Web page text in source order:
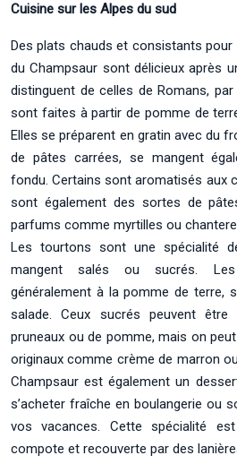
Cuisine sur les Alpes du sud
Des plats chauds et consistants pour
du Champsaur sont délicieux après
distinguent de celles de Romans,
sont faites à partir de pomme de
Elles se préparent en gratin avec du
de pâtes carrées, se mangent
fondu. Certains sont aromatisés aux
sont également des sortes de
parfums comme myrtilles ou
Les tourtons sont une spécialité
mangent salés ou sucrés.
généralement à la pomme de terre,
salade. Ceux sucrés peuvent
pruneaux ou de pomme, mais on
originaux comme crème de marron
Champsaur est également un
s’acheter fraîche en boulangerie ou
vos vacances. Cette spécialité
compote et recouverte par des